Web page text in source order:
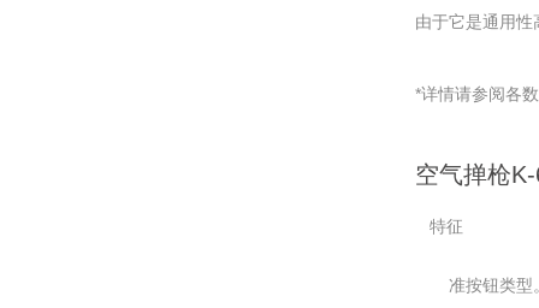
由于它是通用
*详情请参阅各
空气掸枪
特征
标准按钮类型